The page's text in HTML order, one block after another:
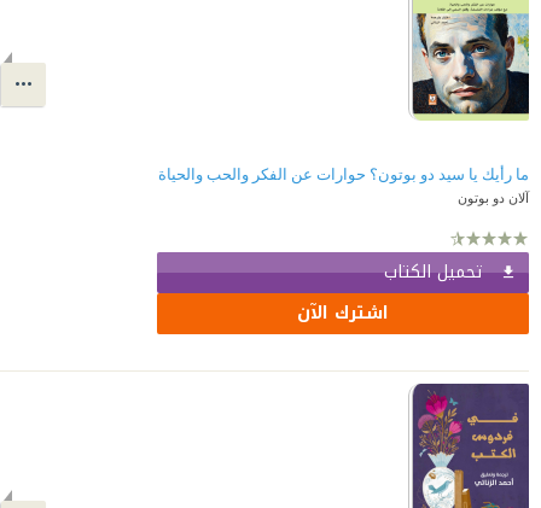
ما رأيك يا سيد دو بوتون؟ حوارات عن الفكر والحب والحياة
آلان دو بوتون
تحميل الكتاب
اشترك الآن